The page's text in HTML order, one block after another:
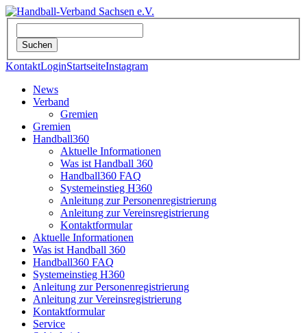
KontaktLoginStartseiteInstagram
News
Verband
Gremien
Gremien
Handball360
Aktuelle Informationen
Was ist Handball 360
Handball360 FAQ
Systemeinstieg H360
Anleitung zur Personenregistrierung
Anleitung zur Vereinsregistrierung
Kontaktformular
Aktuelle Informationen
Was ist Handball 360
Handball360 FAQ
Systemeinstieg H360
Anleitung zur Personenregistrierung
Anleitung zur Vereinsregistrierung
Kontaktformular
Service